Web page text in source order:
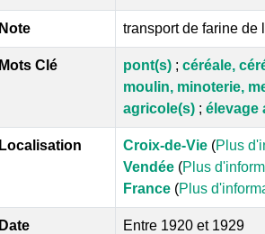
Note transport de farine de
Mots Clé pont(s) ; céréale,
moulin, minoterie,
agricole(s) ; élevage
Localisation Croix-de-Vie (Plus
Vendée (Plus
France (Plus
Date Entre 1920 et 1929